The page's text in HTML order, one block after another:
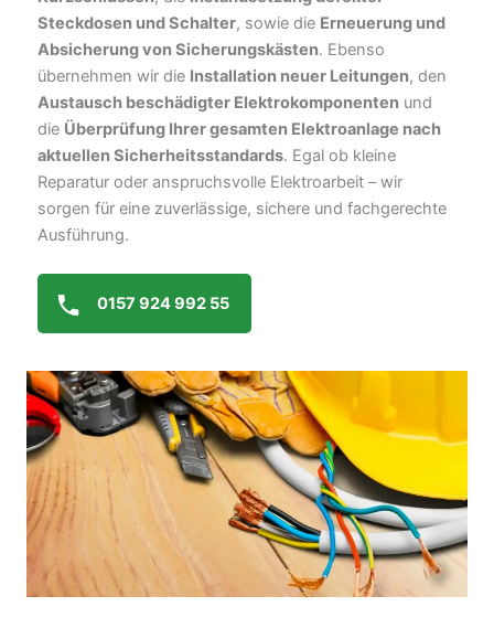
Steckdosen und Schalter, sowie die Erneuerung und
Absicherung von Sicherungskästen. Ebenso
übernehmen wir die Installation neuer Leitungen, den
Austausch beschädigter Elektrokomponenten und
die Überprüfung Ihrer gesamten Elektroanlage nach
aktuellen Sicherheitsstandards. Egal ob kleine
Reparatur oder anspruchsvolle Elektroarbeit – wir
sorgen für eine zuverlässige, sichere und fachgerechte
Ausführung.
0157 924 992 55